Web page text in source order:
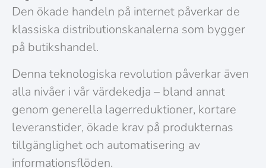
Den ökade handeln på internet påverkar de
klassiska distributionskanalerna som bygger
på butikshandel.
Denna teknologiska revolution påverkar även
alla nivåer i vår värdekedja – bland annat
genom generella lagerreduktioner, kortare
leveranstider, ökade krav på produkternas
tillgänglighet och automatisering av
informationsflöden.